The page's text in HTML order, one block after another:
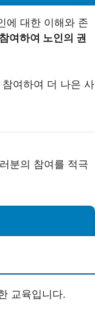
에 대한 이해와 존
여하여 노인의 권
여하여 더 나은 사
분의 참여를 적극
교육입니다.